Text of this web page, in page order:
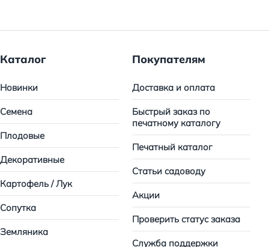
Каталог
Новинки
Семена
Плодовые
Декоративные
Картофель / Лук
Сопутка
Земляника
Покупателям
Доставка и оплата
Быстрый заказ по
печатному каталогу
Печатный каталог
Статьи садоводу
Акции
Проверить статус заказа
Служба поддержки